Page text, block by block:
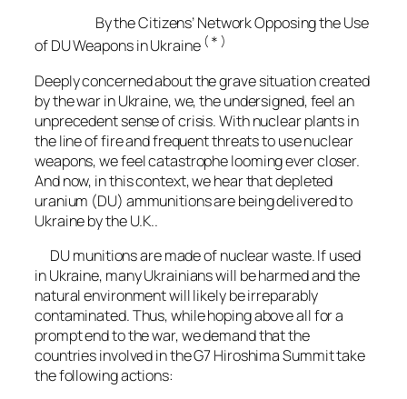
By the Citizens’ Network Opposing the Use
of DU Weapons in Ukraine ( ＊)
Deeply concerned about the grave situation created
by the war in Ukraine, we, the undersigned, feel an
unprecedent sense of crisis. With nuclear plants in
the line of fire and frequent threats to use nuclear
weapons, we feel catastrophe looming ever closer.
And now, in this context, we hear that depleted
uranium (DU) ammunitions are being delivered to
Ukraine by the U.K..
DU munitions are made of nuclear waste. If used
in Ukraine, many Ukrainians will be harmed and the
natural environment will likely be irreparably
contaminated. Thus, while hoping above all for a
prompt end to the war, we demand that the
countries involved in the G7 Hiroshima Summit take
the following actions: